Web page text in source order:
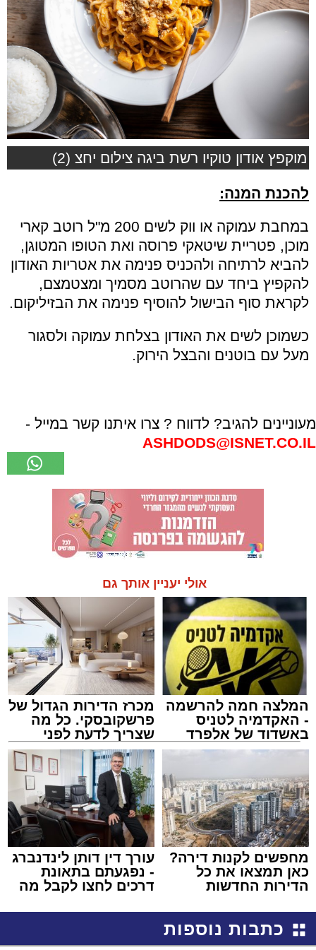
מוקפץ אודון טוקיו רשת ביגה צילום יחצ (2)
להכנת המנה:
במחבת עמוקה או ווק לשים 200 מ"ל רוטב קארי
מוכן, פטריית שיטאקי פרוסה ואת הטופו המטוגן,
להביא לרתיחה ולהכניס פנימה את אטריות האודון
להקפיץ ביחד עם שהרוטב מסמיך ומצטמצם,
לקראת סוף הבישול להוסיף פנימה את הבזיליקום.
כשמוכן לשים את האודון בצלחת עמוקה ולסגור
מעל עם בוטנים והבצל הירוק.
מעוניינים להגיב? לדווח ? צרו איתנו קשר במייל -
ASHDODS@ISNET.CO.IL
אולי יעניין אותך גם
המלצה חמה להרשמה
- האקדמיה לטניס
באשדוד של אלפרד
קריאולנסקי - לילדים
מכרז הדירות הגדול של
פרשקובסקי. כל מה
שצריך לדעת לפני
שמגישים הצעה לדירה
באשדוד
מחפשים לקנות דירה?
כאן תמצאו את כל
הדירות החדשות
עורך דין דותן לינדנברג
- נפגעתם בתאונת
דרכים לחצו לקבל מה
כתבות נוספות